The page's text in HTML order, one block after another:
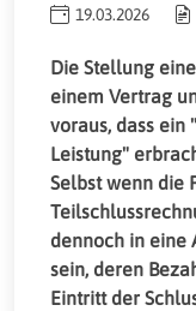
19.03.2026
Die Stellung
einem Vertrag
voraus, dass ein
Leistung"
Selbst wenn die
dennoch in eine
sein, deren
Eintritt der